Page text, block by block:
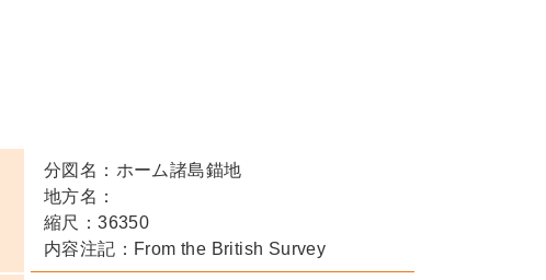
分図名：ホーム諸島錨地
地方名：
縮尺：36350
内容注記：From the British Survey